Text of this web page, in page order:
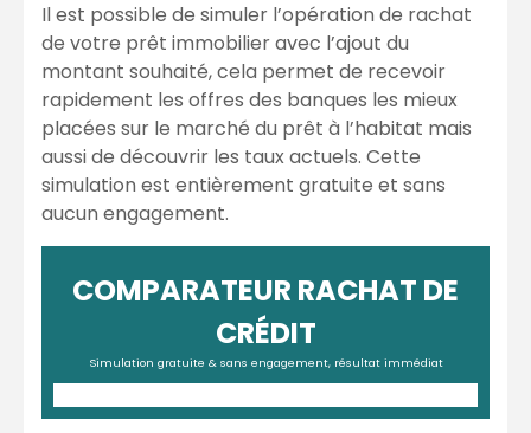
Il est possible de simuler l’opération de rachat
de votre prêt immobilier avec l’ajout du
montant souhaité, cela permet de recevoir
rapidement les offres des banques les mieux
placées sur le marché du prêt à l’habitat mais
aussi de découvrir les taux actuels. Cette
simulation est entièrement gratuite et sans
aucun engagement.
COMPARATEUR RACHAT DE
CRÉDIT
Simulation gratuite & sans engagement, résultat immédiat